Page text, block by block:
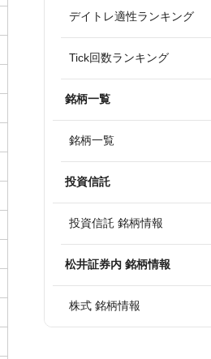
デイトレ適性ランキング
Tick回数ランキング
銘柄一覧
銘柄一覧
投資信託
投資信託 銘柄情報
松井証券内 銘柄情報
株式 銘柄情報